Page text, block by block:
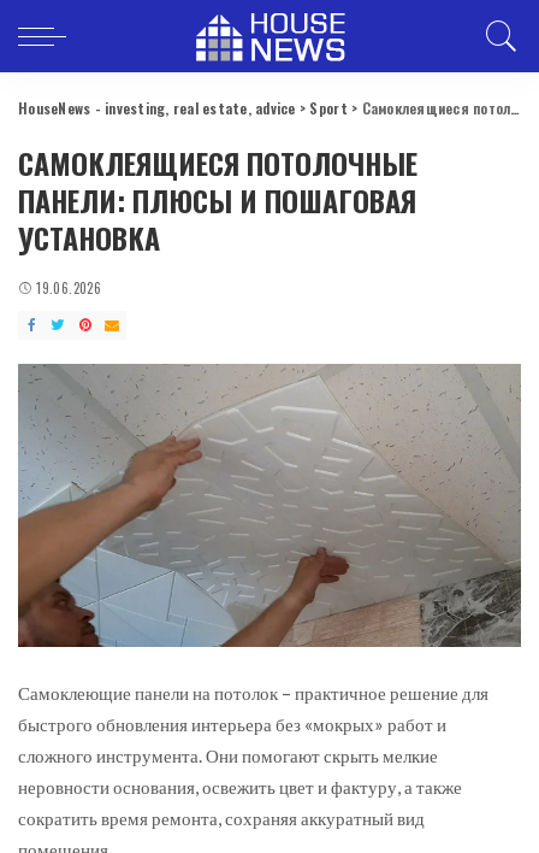
HouseNews - investing, real estate, advice > Sport > Самоклеящиеся потолочные панели: плюсы и пошаговая установка
САМОКЛЕЯЩИЕСЯ ПОТОЛОЧНЫЕ
ПАНЕЛИ: ПЛЮСЫ И ПОШАГОВАЯ
УСТАНОВКА
19.06.2026
Самоклеющие панели на потолок – практичное решение для
быстрого обновления интерьера без «мокрых» работ и
сложного инструмента.Они помогают скрыть мелкие
неровности основания, освежить цвет и фактуру, а также
сократить время ремонта, сохраняя аккуратный вид